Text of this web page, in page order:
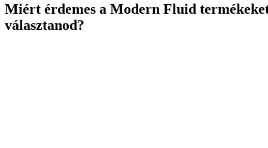
Miért érdemes a Modern Fluid
választanod?